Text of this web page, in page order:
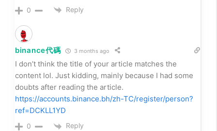
0 Reply
binance代碼 3 months ago
I don’t think the title of your article matches the
content lol. Just kidding, mainly because I had some
doubts after reading the article.
https://accounts.binance.bh/zh-TC/register/person?
ref=DCKLL1YD
0 Reply